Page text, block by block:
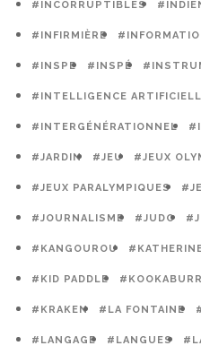
#INCORRUPTIBLES
#INFIRMIÈRE
#INSPE #INSPÉ
#INTELLIGENCE
#INTERGÉNÉRATIONNEL
#JARDIN #JEU #JEUX
#JEUX PARALYMPIQUES
#JOURNALISME #JUDO
#KANGOUROU
#KID PADDLE
#KRAKEN #LA FONTAINE
#LANGAGE #LANGUES